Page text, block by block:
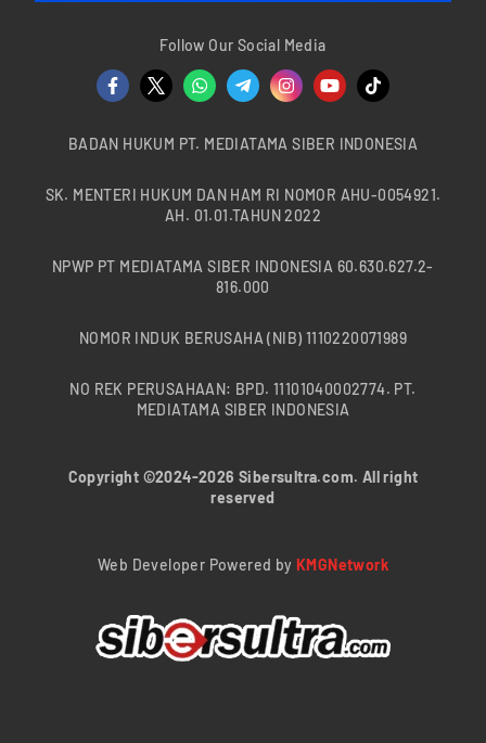
Follow Our Social Media
BADAN HUKUM PT. MEDIATAMA SIBER INDONESIA
SK. MENTERI HUKUM DAN HAM RI NOMOR AHU-0054921.
AH. 01.01.TAHUN 2022
NPWP PT MEDIATAMA SIBER INDONESIA 60.630.627.2-
816.000
NOMOR INDUK BERUSAHA (NIB) 1110220071989
NO REK PERUSAHAAN: BPD. 11101040002774. PT.
MEDIATAMA SIBER INDONESIA
Copyright ©2024-2026 Sibersultra.com. All right
reserved
Web Developer Powered by KMGNetwork